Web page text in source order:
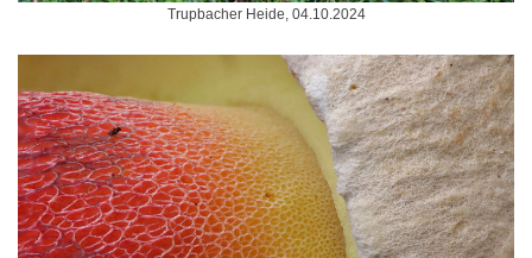
Trupbacher Heide, 04.10.2024